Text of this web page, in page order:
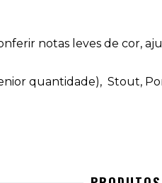
notas leves de cor,
quantidade), Stout,